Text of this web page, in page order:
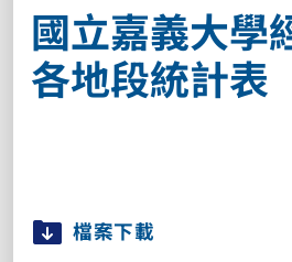
國立嘉義大學
各地段統計表
檔案下載